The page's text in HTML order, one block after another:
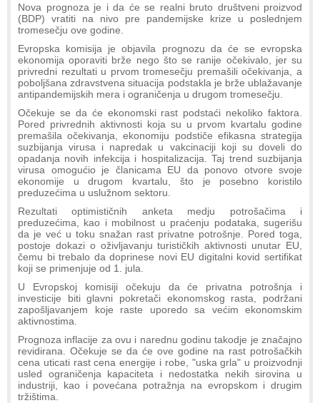
Nova prognoza je i da će se realni bruto društveni proizvod
(BDP) vratiti na nivo pre pandemijske krize u poslednjem
tromesečju ove godine.
Evropska komisija je objavila prognozu da će se evropska
ekonomija oporaviti brže nego što se ranije očekivalo, jer su
privredni rezultati u prvom tromesečju premašili očekivanja, a
poboljšana zdravstvena situacija podstakla je brže ublažavanje
antipandemijskih mera i ograničenja u ​​drugom tromesečju.
Očekuje se da će ekonomski rast podstaći nekoliko faktora.
Pored privrednih aktivnosti koja su u prvom kvartalu godine
premašila očekivanja, ekonomiju podstiče efikasna strategija
suzbijanja virusa i napredak u vakcinaciji koji su doveli do
opadanja novih infekcija i hospitalizacija. Taj trend suzbijanja
virusa omogućio je članicama EU da ponovo otvore svoje
ekonomije u drugom kvartalu, što je posebno koristilo
preduzećima u uslužnom sektoru.
Rezultati optimističnih anketa medju potrošačima i
preduzećima, kao i mobilnost u praćenju podataka, sugerišu
da je već u toku snažan rast privatne potrošnje. Pored toga,
postoje dokazi o oživljavanju turističkih aktivnosti unutar EU,
čemu bi trebalo da doprinese novi EU digitalni kovid sertifikat
koji se primenjuje od 1. jula.
U Evropskoj komisiji očekuju da će privatna potrošnja i
investicije biti glavni pokretači ekonomskog rasta, podržani
zapošljavanjem koje raste uporedo sa većim ekonomskim
aktivnostima.
Prognoza inflacije za ovu i narednu godinu takodje je značajno
revidirana. Očekuje se da će ove godine na rast potrošačkih
cena uticati rast cena energije i robe, "uska grla" u proizvodnji
usled ograničenja kapaciteta i nedostatka nekih sirovina u
industriji, kao i povećana potražnja na evropskom i drugim
tržištima.